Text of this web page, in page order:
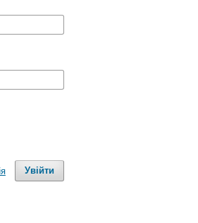
Увійти